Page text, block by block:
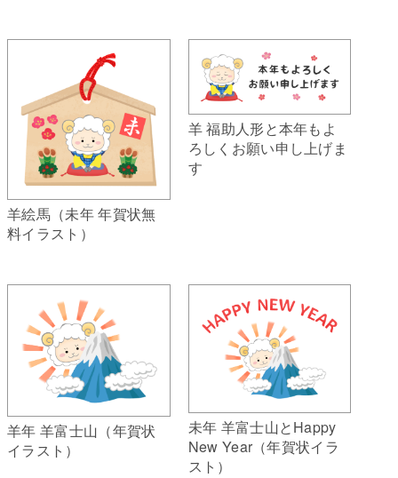
羊絵馬（未年 年賀状無
料イラスト）
羊 福助人形と本年もよ
ろしくお願い申し上げま
す
羊年 羊富士山（年賀状
イラスト）
未年 羊富士山とHappy
New Year（年賀状イラ
スト）